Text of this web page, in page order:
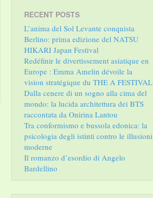
RECENT POSTS
L’anima del Sol Levante conquista
Berlino: prima edizione del NATSU
HIKARI Japan Festival
Redéfinir le divertissement asiatique en
Europe : Emma Amelin dévoile la
vision stratégique du THE A FESTIVAL
Dalla cenere di un sogno alla cima del
mondo: la lucida architettura dei BTS
raccontata da Onirina Lantou
Tra conformismo e bussola edonica: la
psicologia degli istinti contro le illusioni
moderne
Il romanzo d’esordio di Angelo
Bardellino